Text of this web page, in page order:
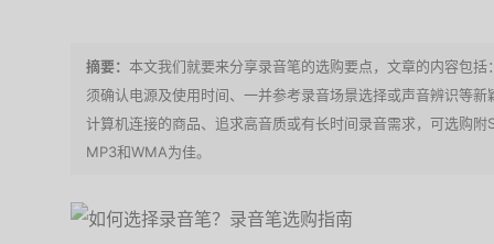
本文我们就要来分享录音笔的选购要点，文章的内容包
须确认电源及使用时间、一并参考录音场景选择或声音辨识等
计算机连接的商品、追求高音质或有长时间录音需求，可选购
MP3和WMA为佳。